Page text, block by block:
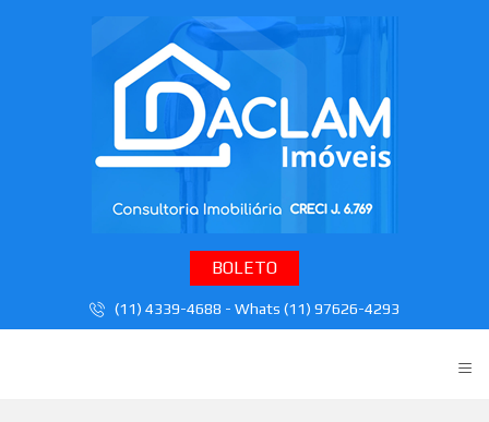
BOLETO
(11) 4339-4688 - Whats (11) 97626-4293
≡